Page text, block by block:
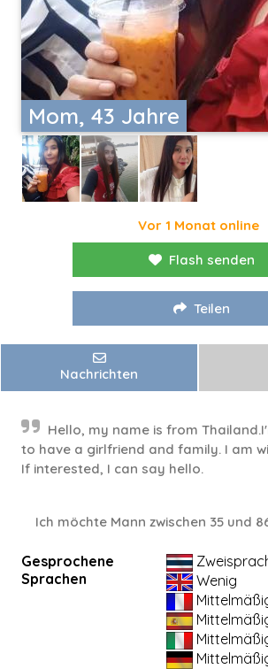
Mom, 43 Jahre
Vor 1 Monat online
Flash senden
Teilen
Nachrichten
Hello, my name is from
to have a girlfriend and family. I am
If interested, I can say hello.
Ich möchte Mann zwischen 35 und
Gesprochene
Sprachen
Wenig